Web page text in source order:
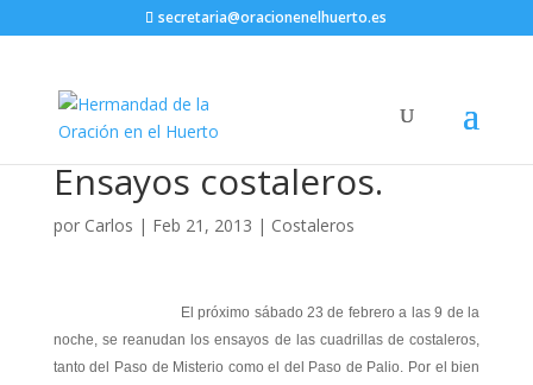
secretaria@oracionenelhuerto.es
Ensayos costaleros.
por Carlos | Feb 21, 2013 | Costaleros
El próximo sábado 23 de febrero a las 9 de la
noche, se reanudan los ensayos de las cuadrillas de costaleros,
tanto del Paso de Misterio como el del Paso de Palio. Por el bien